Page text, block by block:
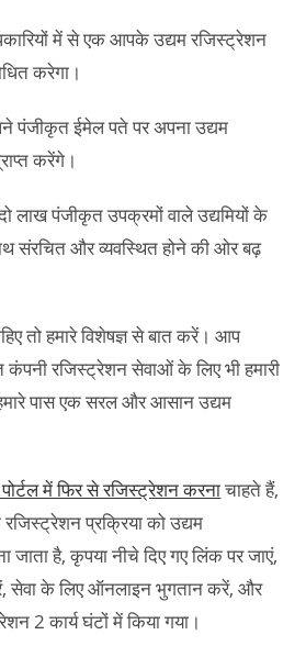
में से एक आपके उद्यम रजिस्ट्रेशन
करेगा।
पंजीकृत ईमेल पते पर अपना उद्यम
करेंगे।
लाख पंजीकृत उपक्रमों वाले उद्यमियों के
संरचित और व्यवस्थित होने की ओर बढ़
तो हमारे विशेषज्ञ से बात करें। आप
रजिस्ट्रेशन सेवाओं के लिए भी हमारी
पास एक सरल और आसान उद्यम
में फिर से रजिस्ट्रेशन करनाचाहते हैं,
प्रक्रिया को उद्यम
है, कृपया नीचे दिए गए लिंक पर जाएं,
सेवा के लिए ऑनलाइन भुगतान करें, और
2 कार्य घंटों में किया गया।